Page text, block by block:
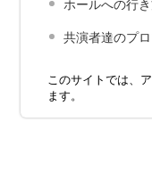
ホールへの行
共演者達のプ
このサイトでは、
ます。